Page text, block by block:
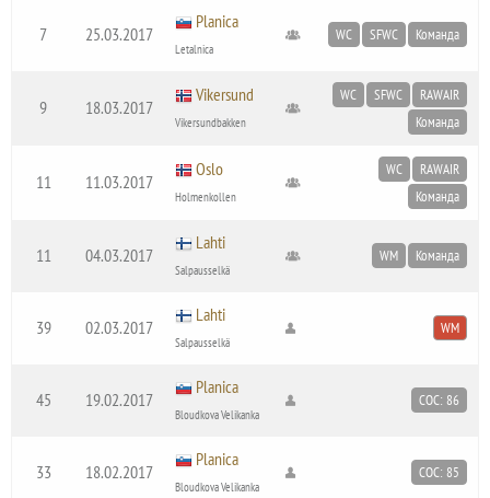
7 25.03.2017
Planica
Letalnica
WC SFWC Команда
9 18.03.2017
Vikersund
Vikersundbakken
WC SFWC
RAWAIR
Команда
11 11.03.2017
Oslo
Holmenkollen
WC
RAWAIR
Команда
11 04.03.2017
Lahti
Salpausselkä
WM Команда
39 02.03.2017
Lahti
Salpausselkä
WM
45 19.02.2017
Planica
Bloudkova Velikanka
COC: 86
33 18.02.2017
Planica
Bloudkova Velikanka
COC: 85